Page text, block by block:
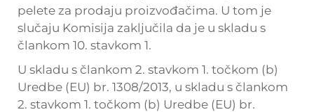
pelete za prodaju proizvođačima. U tom je
slučaju Komisija zaključila da je u skladu s
člankom 10. stavkom 1.
U skladu s člankom 2. stavkom 1. točkom (b)
Uredbe (EU) br. 1308/2013, u skladu s člankom
2. stavkom 1. točkom (b) Uredbe (EU) br.